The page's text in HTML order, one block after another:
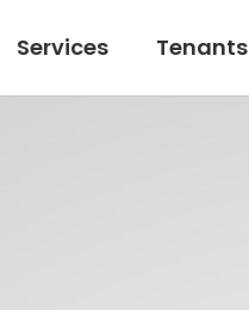
Services Tenants